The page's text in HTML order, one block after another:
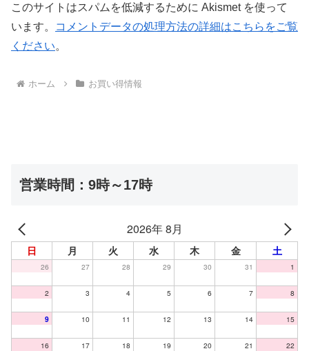
このサイトはスパムを低減するために Akismet を使って
います。
コメントデータの処理方法の詳細はこちらをご覧
ください。
ホーム お買い得情報
営業時間：9時～17時
2026年 8月
日 月 火 水 木 金 土
26 27 28 29 30 31 1
2 3 4 5 6 7 8
9 10 11 12 13 14 15
16 17 18 19 20 21 22